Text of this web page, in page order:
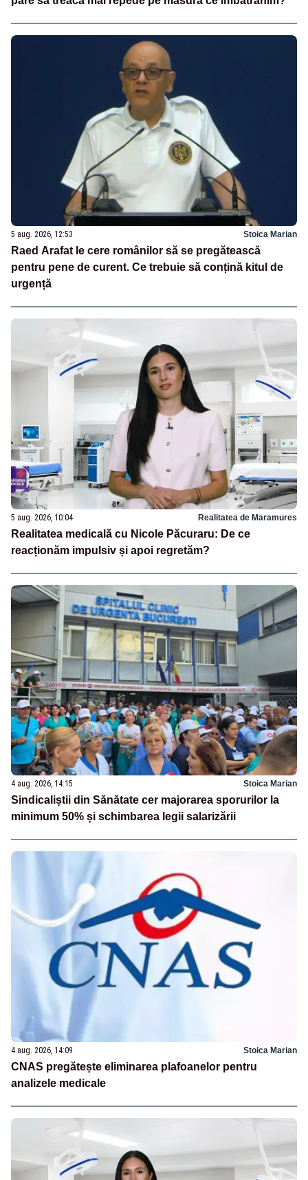
5 aug. 2026, 12:53 Stoica Marian
Raed Arafat le cere românilor să se pregătească
pentru pene de curent. Ce trebuie să conțină kitul de
urgență
5 aug. 2026, 10:04 Realitatea de Maramures
Realitatea medicală cu Nicole Păcuraru: De ce
reacționăm impulsiv și apoi regretăm?
4 aug. 2026, 14:15 Stoica Marian
Sindicaliștii din Sănătate cer majorarea sporurilor la
minimum 50% și schimbarea legii salarizării
4 aug. 2026, 14:09 Stoica Marian
CNAS pregătește eliminarea plafoanelor pentru
analizele medicale